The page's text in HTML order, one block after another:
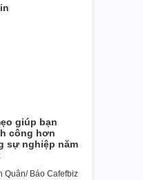
giúp bạn
công hơn
sự nghiệp năm
Quân/ Báo Cafefbiz